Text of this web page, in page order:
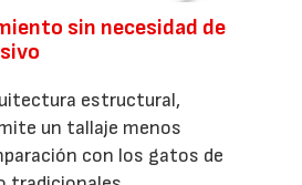
sin necesidad de
estructural,
un tallaje menos
con los gatos de